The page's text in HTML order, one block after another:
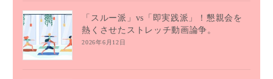
「スルー派」vs「即実践派」！懇親会を
熱くさせたストレッチ動画論争。
2026年6月12日